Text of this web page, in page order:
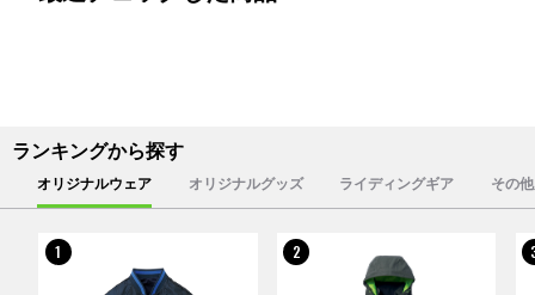
ランキングから探す
オリジナルウェア オリジナルグッズ ライディングギア その
1 2